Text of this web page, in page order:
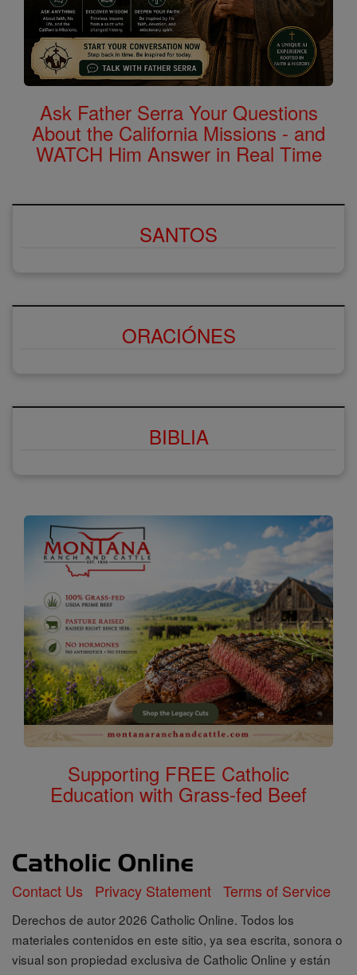
Ask Father Serra Your Questions
About the California Missions - and
WATCH Him Answer in Real Time
SANTOS
ORACIÓNES
BIBLIA
Supporting FREE Catholic
Education with Grass-fed Beef
Contact Us Privacy Statement Terms of Service
Derechos de autor 2026 Catholic Online. Todos los
materiales contenidos en este sitio, ya sea escrita, sonora o
visual son propiedad exclusiva de Catholic Online y están